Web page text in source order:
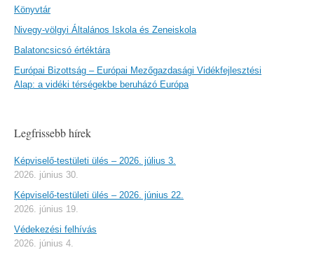
Könyvtár
Nivegy-völgyi Általános Iskola és Zeneiskola
Balatoncsicsó értéktára
Európai Bizottság – Európai Mezőgazdasági Vidékfejlesztési
Alap: a vidéki térségekbe beruházó Európa
Legfrissebb hírek
Képviselő-testületi ülés – 2026. július 3.
2026. június 30.
Képviselő-testületi ülés – 2026. június 22.
2026. június 19.
Védekezési felhívás
2026. június 4.